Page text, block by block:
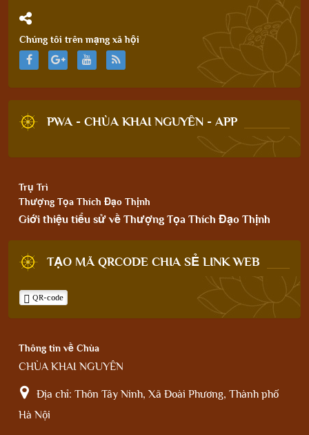
Chúng tôi trên mạng xã hội
PWA - CHÙA KHAI NGUYÊN - APP
Trụ Trì
Thượng Tọa Thích Đạo Thịnh
Giới thiệu tiểu sử về Thượng Tọa Thích Đạo Thịnh
TẠO MÃ QRCODE CHIA SẺ LINK WEB
QR-code
Thông tin về Chùa
CHÙA KHAI NGUYÊN
Địa chỉ: Thôn Tây Ninh, Xã Đoài Phương, Thành phố
Hà Nội